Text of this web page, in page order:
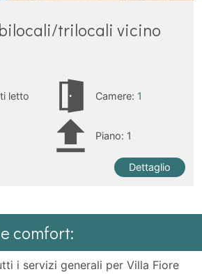
trilocali vicino
letto Camere: 1
Piano: 1
Dettaglio
comfort:
i servizi generali per Villa Fiore